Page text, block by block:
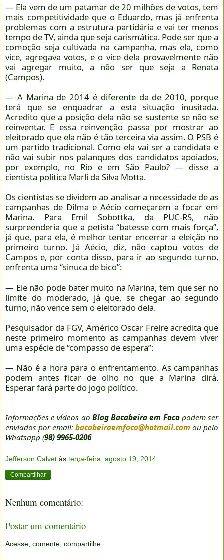
— Ela vem de um patamar de 20 milhões de votos, tem
mais competitividade que o Eduardo, mas já enfrenta
problemas com a estrutura partidária e vai ter menos
tempo de TV, ainda que seja carismática. Pode ser que a
comoção seja cultivada na campanha, mas ela, como
vice, agregava votos, e o vice dela provavelmente não
vai agregar muito, a não ser que seja a Renata
(Campos).
— A Marina de 2014 é diferente da de 2010, porque
terá que se enquadrar a esta situação inusitada.
Acredito que a posição dela não se sustente se não se
reinventar. E essa reinvenção passa por mostrar ao
eleitorado que ela não é tão terceira via assim. O PSB é
um partido tradicional. Como ela vai ser a candidata e
não vai subir nos palanques dos candidatos apoiados,
por exemplo, no Rio e em São Paulo? — disse a
cientista política Marli da Silva Motta.
Os cientistas se dividem ao analisar a necessidade de as
campanhas de Dilma e Aécio começarem a focar em
Marina. Para Emil Sobottka, da PUC-RS, não
surpreenderia que a petista “batesse com mais força”,
já que, para ela, é melhor tentar encerrar a eleição no
primeiro turno. Já Aécio, diz, não captou votos de
Campos e, por conta disso, para ir ao segundo turno,
enfrenta uma “sinuca de bico”:
— Ele não pode bater muito na Marina, tem que ser no
limite do moderado, já que, se chegar ao segundo
turno, não vence sem o eleitorado dela.
Pesquisador da FGV, Américo Oscar Freire acredita que
neste primeiro momento as campanhas devem viver
uma espécie de “compasso de espera”:
— Não é a hora para o enfrentamento. As campanhas
podem antes ficar de olho no que a Marina dirá.
Esperar fará parte do jogo político.
Informações e vídeos ao Blog Bacabeira em Focopodem ser
enviados por email: bacabeiraemfoco@hotmail.com ou pelo
Whatsapp (98) 9965-0206
Jefferson Calvet às terça-feira, agosto 19, 2014
Compartilhar
Nenhum comentário:
Postar um comentário
Acesse, comente, compartilhe